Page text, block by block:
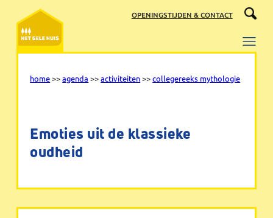
naar
inhoud
OPENINGSTIJDEN & CONTACT
home >>agenda >>activiteiten >>collegereeks mythologie
Emoties uit de klassieke
oudheid